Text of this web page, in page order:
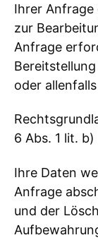
Ihrer Anfrage
zur
Anfrage
oder
6 Abs. 1 lit. b)
Ihre Daten
Anfrage
und der